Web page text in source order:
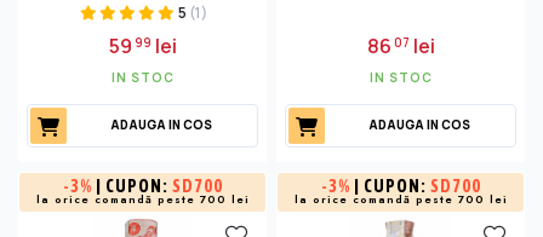
5 (1)
5999 lei
IN STOC
ADAUGA IN COS
8607 lei
IN STOC
ADAUGA IN COS
-3% | CUPON: SD700
la orice comandă peste 700 lei
-3% | CUPON: SD700
la orice comandă peste 700 lei